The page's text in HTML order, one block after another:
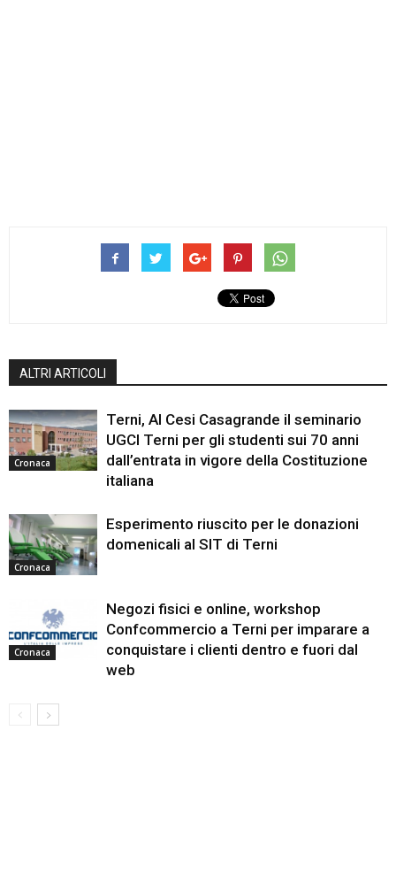
ALTRI ARTICOLI
Cronaca
Terni, Al Cesi Casagrande il seminario
UGCI Terni per gli studenti sui 70 anni
dall’entrata in vigore della Costituzione
italiana
Cronaca
Esperimento riuscito per le donazioni
domenicali al SIT di Terni
Cronaca
Negozi fisici e online, workshop
Confcommercio a Terni per imparare a
conquistare i clienti dentro e fuori dal
web